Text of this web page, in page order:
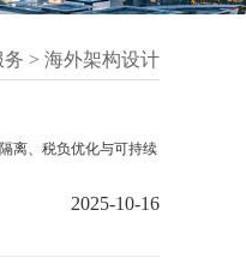
务 > 海外架构设计
离、税负优化与可持续
2025-10-16